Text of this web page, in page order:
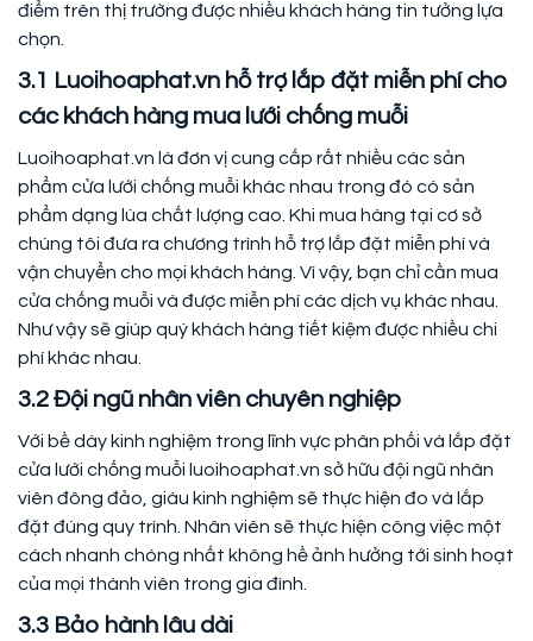
điểm trên thị trường được nhiều khách hàng tin tưởng lựa
chọn.
3.1 Luoihoaphat.vn hỗ trợ lắp đặt miễn phí cho
các khách hàng mua lưới chống muỗi
Luoihoaphat.vn là đơn vị cung cấp rất nhiều các sản
phẩm cửa lưới chống muỗi khác nhau trong đó có sản
phẩm dạng lùa chất lượng cao. Khi mua hàng tại cơ sở
chúng tôi đưa ra chương trình hỗ trợ lắp đặt miễn phí và
vận chuyển cho mọi khách hàng. Vì vậy, bạn chỉ cần mua
cửa chống muỗi và được miễn phí các dịch vụ khác nhau.
Như vậy sẽ giúp quý khách hàng tiết kiệm được nhiều chi
phí khác nhau.
3.2 Đội ngũ nhân viên chuyên nghiệp
Với bề dày kinh nghiệm trong lĩnh vực phân phối và lắp đặt
cửa lưới chống muỗi luoihoaphat.vn sở hữu đội ngũ nhân
viên đông đảo, giàu kinh nghiệm sẽ thực hiện đo và lắp
đặt đúng quy trình. Nhân viên sẽ thực hiện công việc một
cách nhanh chóng nhất không hề ảnh hưởng tới sinh hoạt
của mọi thành viên trong gia đình.
3.3 Bảo hành lâu dài